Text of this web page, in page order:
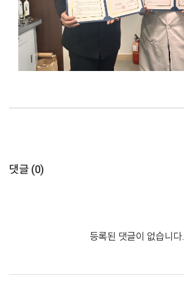
댓글 (0)
등록된 댓글이 없습니다.